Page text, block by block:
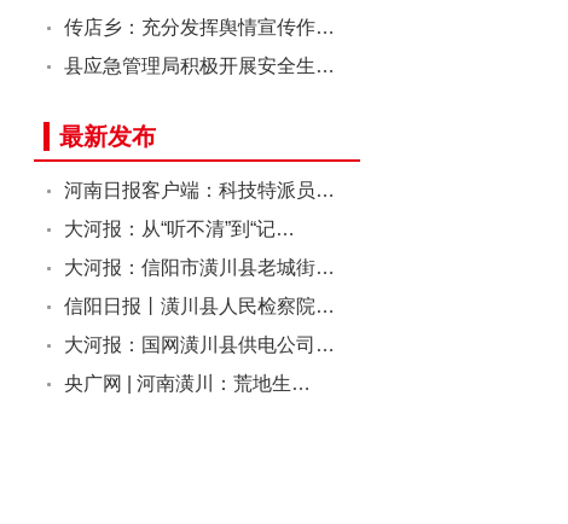
传店乡：充分发挥舆情宣传作…
县应急管理局积极开展安全生…
最新发布
河南日报客户端：科技特派员…
大河报：从“听不清”到“记…
大河报：信阳市潢川县老城街…
信阳日报丨潢川县人民检察院…
大河报：国网潢川县供电公司…
央广网 | 河南潢川：荒地生…